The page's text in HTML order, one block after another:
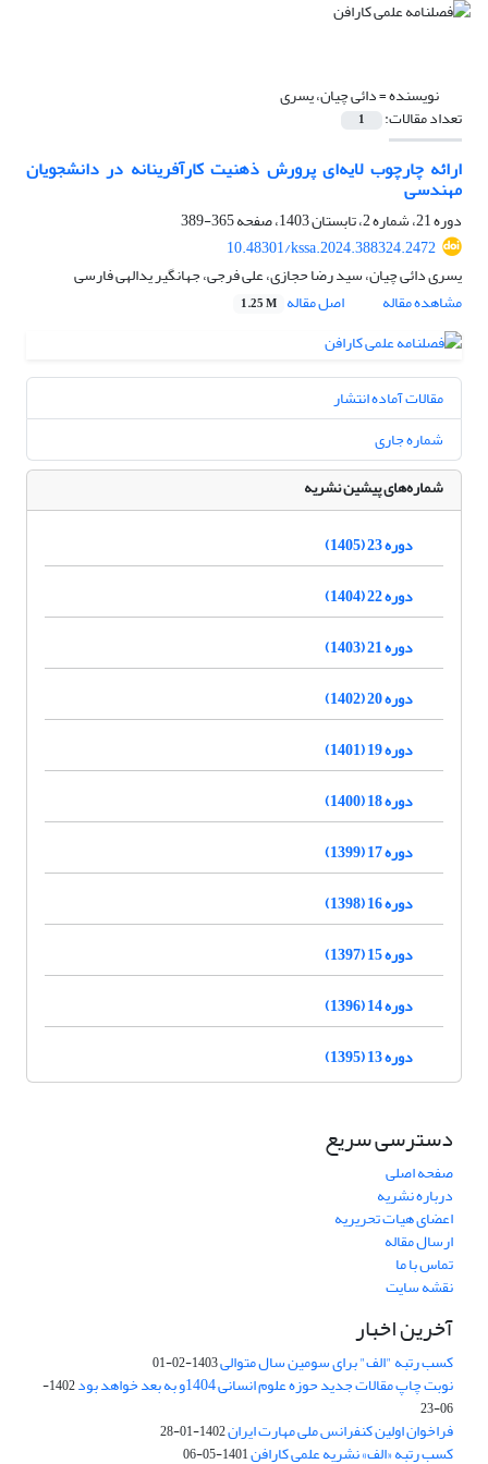
نویسنده =دائی چیان، یسری
تعداد مقالات: 1
ارائه چارچوب لایه‌ای پرورش ذهنیت کارآفرینانه در دانشجویان
مهندسی
دوره 21، شماره 2، تابستان 1403، صفحه
365-389
10.48301/kssa.2024.388324.2472
یسری دائی چیان، سید رضا حجازی، علی فرجی، جهانگیر یدالهی فارسی
مشاهده مقاله
اصل مقاله 1.25 M
مقالات آماده انتشار
شماره جاری
شماره‌های پیشین نشریه
دوره 23 (1405)
دوره 22 (1404)
دوره 21 (1403)
دوره 20 (1402)
دوره 19 (1401)
دوره 18 (1400)
دوره 17 (1399)
دوره 16 (1398)
دوره 15 (1397)
دوره 14 (1396)
دوره 13 (1395)
دسترسی سریع
صفحه اصلی
درباره نشریه
اعضای هیات تحریریه
ارسال مقاله
تماس با ما
نقشه سایت
آخرین اخبار
کسب رتبه "الف" برای سومین سال متوالی1403-02-01
نوبت چاپ مقالات جدید حوزه علوم انسانی 1404و به بعد خواهد بود
1402-
06-23
فراخوان اولین کنفرانس ملی مهارت ایران1402-01-28
کسب رتبه «الف» نشریه علمی کارافن1401-05-06